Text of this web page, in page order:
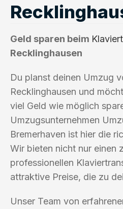
Geld sparen beim
Recklinghausen
Du planst deinen Umzug
Recklinghausen und
viel Geld wie möglich
Umzugsunternehmen
Bremerhaven ist hier die
Wir bieten nicht nur einen
professionellen
attraktive Preise, die zu
Unser Team von